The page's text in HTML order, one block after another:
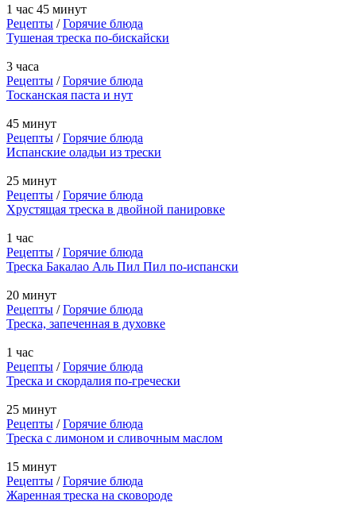
1 час 45 минут
Рецепты /Горячие блюда
Тушеная треска по-бискайски
3 часа
Рецепты /Горячие блюда
Тосканская паста и нут
45 минут
Рецепты /Горячие блюда
Испанские оладьи из трески
25 минут
Рецепты /Горячие блюда
Хрустящая треска в двойной панировке
1 час
Рецепты /Горячие блюда
Треска Бакалао Аль Пил Пил по-испански
20 минут
Рецепты /Горячие блюда
Треска, запеченная в духовке
1 час
Рецепты /Горячие блюда
Треска и скордалия по-гречески
25 минут
Рецепты /Горячие блюда
Треска с лимоном и сливочным маслом
15 минут
Рецепты /Горячие блюда
Жаренная треска на сковороде